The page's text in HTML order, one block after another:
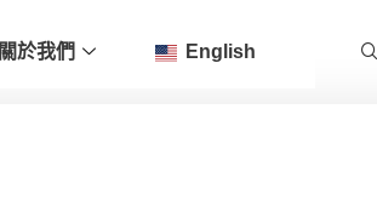
關於我們 English